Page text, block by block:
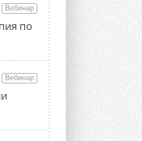
Уфе
Вебинар
по
Вебинар